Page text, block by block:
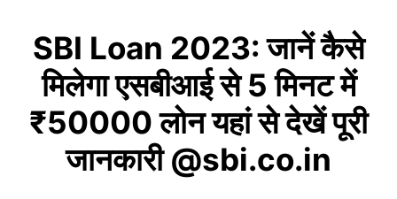
SBI Loan 2023: जानें कैसे
मिलेगा एसबीआई से 5 मिनट में
₹50000 लोन यहां से देखें पूरी
जानकारी @sbi.co.in